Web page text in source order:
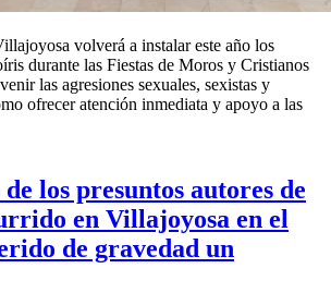
volverá a instalar este año los
durante las Fiestas de Moros y Cristianos
las agresiones sexuales, sexistas y
ofrecer atención inmediata y apoyo a las
los presuntos autores de
en Villajoyosa en el
de gravedad un